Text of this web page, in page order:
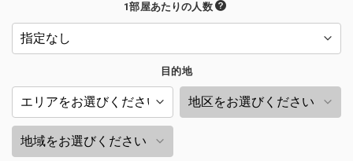
1部屋あたりの人数
目的地